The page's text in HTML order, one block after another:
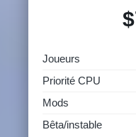
Joueurs
Priorité CPU
Mods
Bêta/instable